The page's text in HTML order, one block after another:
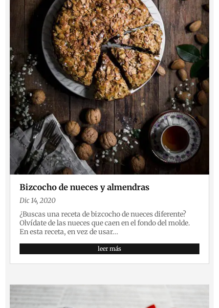
Bizcocho de nueces y almendras
Dic 14, 2020
¿Buscas una receta de bizcocho de nueces diferente?
Olvídate de las nueces que caen en el fondo del molde.
En esta receta, en vez de usar...
leer más